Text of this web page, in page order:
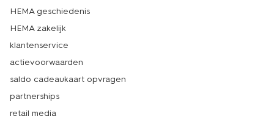
HEMA geschiedenis
HEMA zakelijk
klantenservice
actievoorwaarden
saldo cadeaukaart opvragen
partnerships
retail media